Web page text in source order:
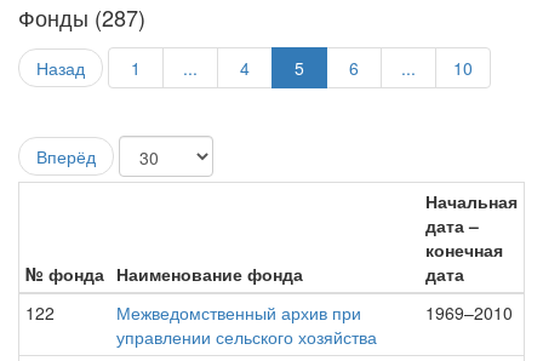
Фонды (287)
Назад 1 ... 4 5 6 ... 10
Вперёд
№ фонда Наименование фонда
Начальная
дата –
конечная
дата
122
Межведомственный архив при
управлении сельского хозяйства
1969–2010